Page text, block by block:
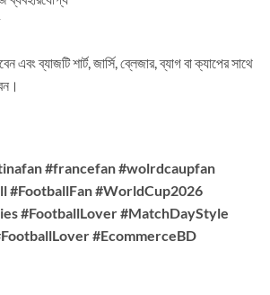
এবং ব্যাজটি শার্ট, জার্সি, ব্লেজার, ব্যাগ বা ক্যাপের সাথে
#francefan #wolrdcaupfan
#FootballFan #WorldCup2026
#FootballLover #MatchDayStyle
#EcommerceBD